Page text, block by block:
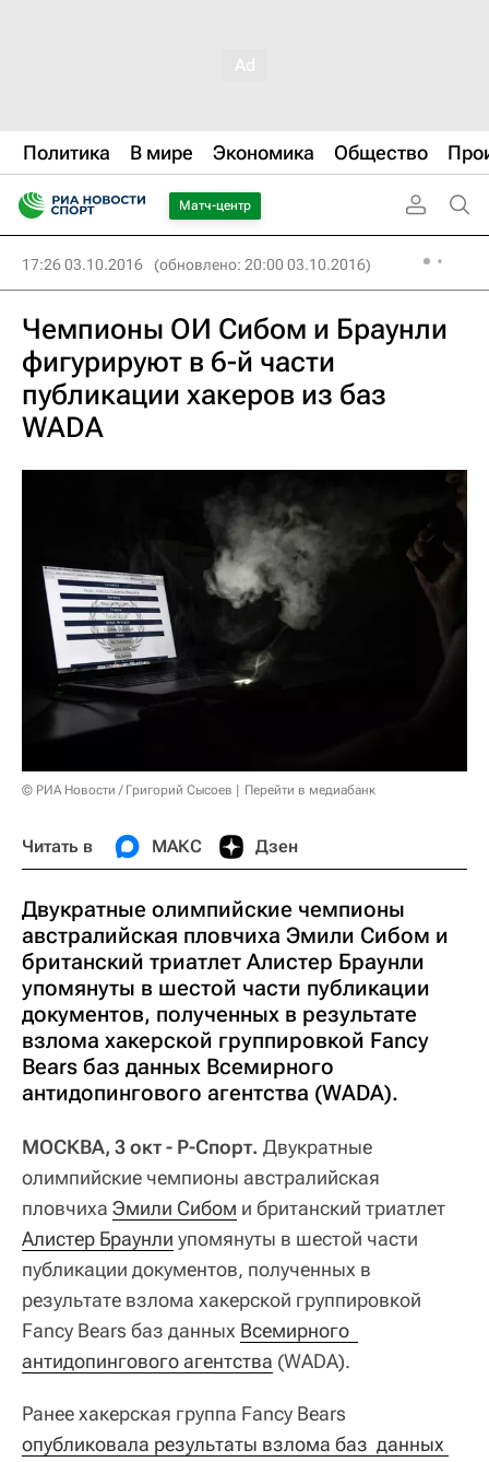
Политика В мире Экономика Общество
Матч-центр
17:26 03.10.2016 (обновлено: 20:00 03.10.2016)
Чемпионы ОИ Сибом и Браунли
фигурируют в 6-й части
публикации хакеров из баз
WADA
© РИА Новости / Григорий Сысоев Перейти в медиабанк
Читать в МАКС Дзен
Двукратные олимпийские чемпионы
австралийская пловчиха Эмили Сибом и
британский триатлет Алистер Браунли
упомянуты в шестой части публикации
документов, полученных в результате
взлома хакерской группировкой Fancy
Bears баз данных Всемирного
антидопингового агентства (WADA).
МОСКВА, 3 окт - Р-Спорт. Двукратные
олимпийские чемпионы австралийская
пловчиха Эмили Сибом и британский триатлет
Алистер Браунли упомянуты в шестой части
публикации документов, полученных в
результате взлома хакерской группировкой
Fancy Bears баз данных Всемирного
антидопингового агентства (WADA).
Ранее хакерская группа Fancy Bears
опубликовала результаты взлома баз  данных